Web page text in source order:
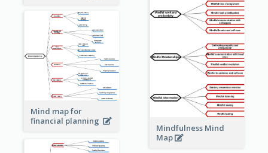
Mindfulness Mind
Map
Mind map for
financial planning